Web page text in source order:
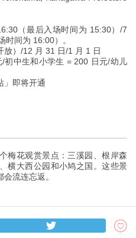
（最后入场时间为 15:30）/7
时间为 16:00）。
放）/12 月 31 日/1 月 1 日
初中生和小学生 = 200 日元/幼儿
」即将开通
梅花观赏景点：三溪园、根岸森
横大西公园和小鸠之国。这些景
流连忘返。